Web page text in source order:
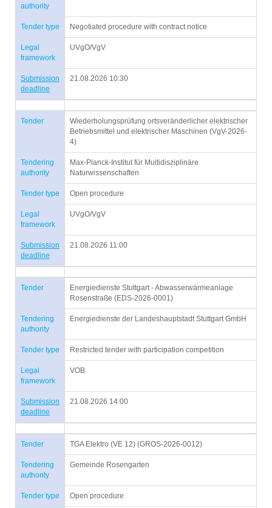
authority
Tender type Negotiated procedure with contract notice
Legal
framework
UVgO/VgV
Submission
deadline
21.08.2026 10:30
Tender
Wiederholungsprüfung ortsveränderlicher elektrischer
Betriebsmittel und elektrischer Maschinen (VgV-2026-
4)
Tendering
authority
Max-Planck-Institut für Multidisziplinäre
Naturwissenschaften
Tender type Open procedure
Legal
framework
UVgO/VgV
Submission
deadline
21.08.2026 11:00
Tender
Energiedienste Stuttgart - Abwasserwärmeanlage
Rosenstraße (EDS-2026-0001)
Tendering
authority
Energiedienste der Landeshauptstadt Stuttgart GmbH
Tender type Restricted tender with participation competition
Legal
framework
VOB
Submission
deadline
21.08.2026 14:00
Tender TGA Elektro (VE 12) (GROS-2026-0012)
Tendering
authority
Gemeinde Rosengarten
Tender type Open procedure